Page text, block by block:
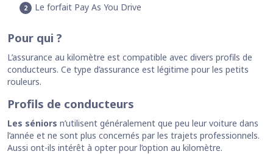
Le forfait Pay As You Drive
Pour qui ?
L’assurance au kilomètre est compatible avec divers profils de
conducteurs. Ce type d’assurance est légitime pour les petits
rouleurs.
Profils de conducteurs
Les séniors n’utilisent généralement que peu leur voiture dans
l’année et ne sont plus concernés par les trajets professionnels.
Aussi ont-ils intérêt à opter pour l’option au kilomètre.